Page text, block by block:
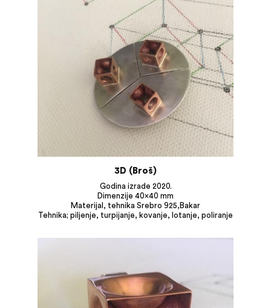
3D (Broš)
Godina izrade 2020.
Dimenzije 40×40 mm
Materijal, tehnika Srebro 925,Bakar
Tehnika; piljenje, turpijanje, kovanje, lotanje, poliranje